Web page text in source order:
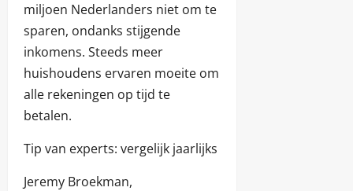
miljoen Nederlanders niet om te
sparen, ondanks stijgende
inkomens. Steeds meer
huishoudens ervaren moeite om
alle rekeningen op tijd te
betalen.
Tip van experts: vergelijk jaarlijks
Jeremy Broekman,